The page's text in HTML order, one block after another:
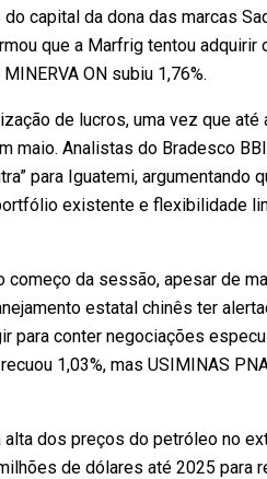
capital da dona das marcas
que a Marfrig tentou
ON subiu 1,76%.
de lucros, uma vez que
maio. Analistas do Bradesco
para Iguatemi, argumentando
existente e flexibilidade
começo da sessão, apesar de
estatal chinês ter
para conter negociações
1,03%, mas USIMINAS
alta dos preços do petróleo no
de dólares até 2025 para